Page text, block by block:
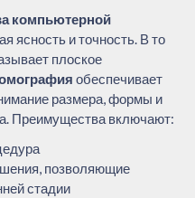
компьютерной
ясность и точность. В то
плоское
обеспечивает
размера, формы и
Преимущества включают:
позволяющие
стадии